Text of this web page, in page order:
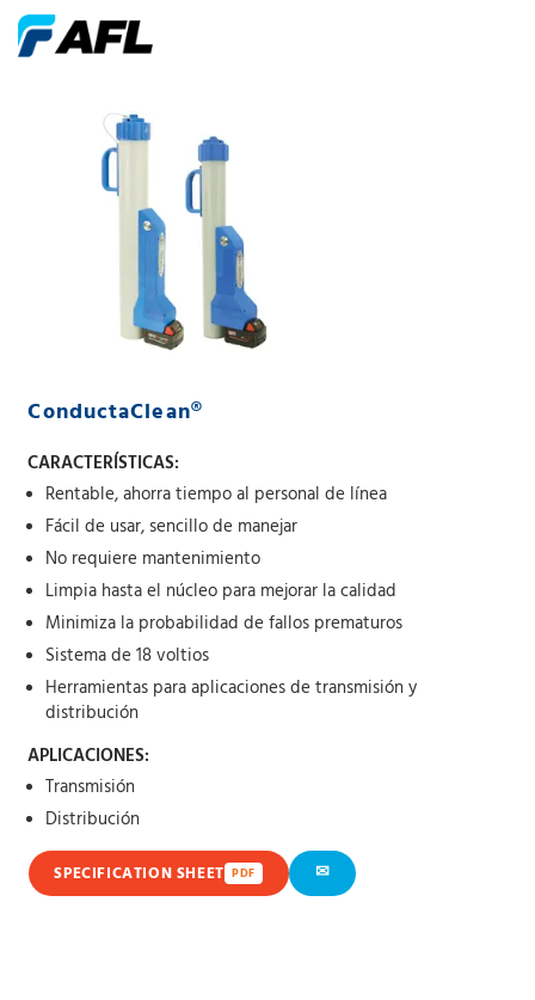
ConductaClean®
CARACTERÍSTICAS:
Rentable, ahorra tiempo al personal de línea
Fácil de usar, sencillo de manejar
No requiere mantenimiento
Limpia hasta el núcleo para mejorar la calidad
Minimiza la probabilidad de fallos prematuros
Sistema de 18 voltios
Herramientas para aplicaciones de transmisión y
distribución
APLICACIONES:
Transmisión
Distribución
SPECIFICATION SHEET PDF ✉